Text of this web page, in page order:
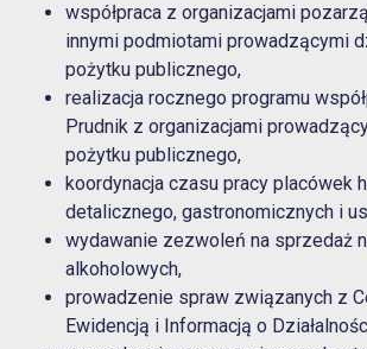
współpraca z organizacjami
innymi podmiotami prowadzącymi
pożytku publicznego,
realizacja rocznego programu
Prudnik z organizacjami
pożytku publicznego,
koordynacja czasu pracy placówek
detalicznego, gastronomicznych i
wydawanie zezwoleń na sprzedaż
alkoholowych,
prowadzenie spraw związanych z
Ewidencją i Informacją o